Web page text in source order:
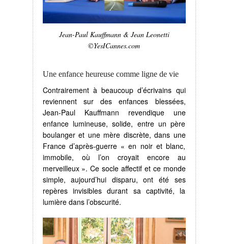
Jean-Paul Kauffmann & Jean Leonetti
©YesICannes.com
Une enfance heureuse comme ligne de vie
Contrairement à beaucoup d’écrivains qui
reviennent sur des enfances blessées,
Jean-Paul Kauffmann revendique une
enfance lumineuse, solide, entre un père
boulanger et une mère discrète, dans une
France d’après-guerre « en noir et blanc,
immobile, où l’on croyait encore au
merveilleux ». Ce socle affectif et ce monde
simple, aujourd’hui disparu, ont été ses
repères invisibles durant sa captivité, la
lumière dans l’obscurité.